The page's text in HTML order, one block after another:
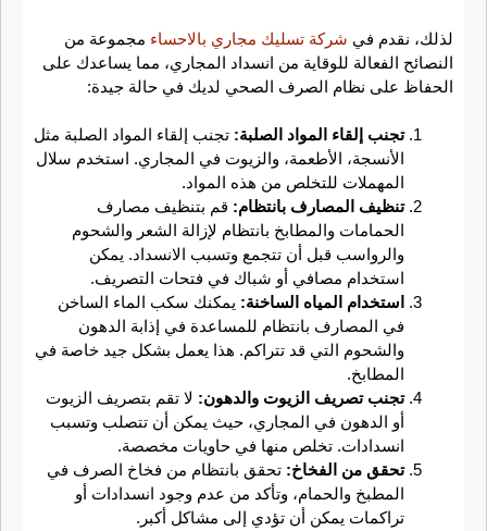
لذلك، نقدم في شركة تسليك مجاري بالاحساء مجموعة من
النصائح الفعالة للوقاية من انسداد المجاري، مما يساعدك على
الحفاظ على نظام الصرف الصحي لديك في حالة جيدة:
تجنب إلقاء المواد الصلبة: تجنب إلقاء المواد الصلبة مثل
الأنسجة، الأطعمة، والزيوت في المجاري. استخدم سلال
المهملات للتخلص من هذه المواد.
تنظيف المصارف بانتظام: قم بتنظيف مصارف
الحمامات والمطابخ بانتظام لإزالة الشعر والشحوم
والرواسب قبل أن تتجمع وتسبب الانسداد. يمكن
استخدام مصافي أو شباك في فتحات التصريف.
استخدام المياه الساخنة: يمكنك سكب الماء الساخن
في المصارف بانتظام للمساعدة في إذابة الدهون
والشحوم التي قد تتراكم. هذا يعمل بشكل جيد خاصة في
المطابخ.
تجنب تصريف الزيوت والدهون: لا تقم بتصريف الزيوت
أو الدهون في المجاري، حيث يمكن أن تتصلب وتسبب
انسدادات. تخلص منها في حاويات مخصصة.
تحقق من الفخاخ: تحقق بانتظام من فخاخ الصرف في
المطبخ والحمام، وتأكد من عدم وجود انسدادات أو
تراكمات يمكن أن تؤدي إلى مشاكل أكبر.